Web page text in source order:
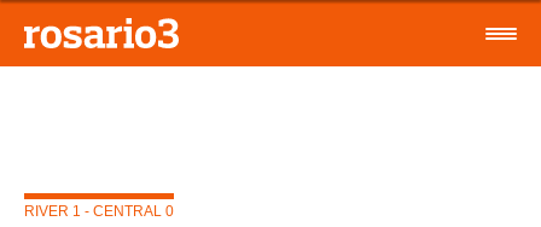
RIVER 1 - CENTRAL 0